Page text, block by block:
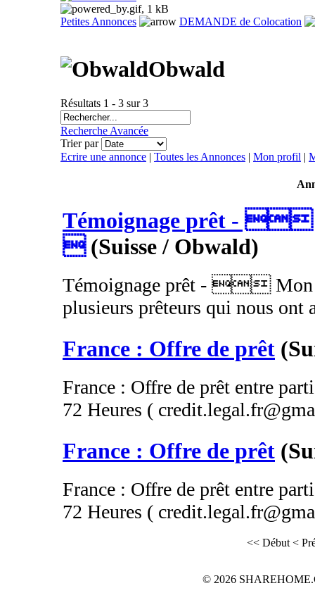
Petites Annonces DEMANDE de Colocation
Obwald
Résultats 1 - 3 sur 3
Recherche Avancée
Trier par
Ecrire une annonce | Toutes les Annonces | Mon profil |
Témoignage prêt - 
 (Suisse / Obwald)
Témoignage prêt -  Mon
plusieurs prêteurs qui nous ont
France : Offre de prêt
France : Offre de prêt entre
72 Heures (
France : Offre de prêt
France : Offre de prêt entre
72 Heures (
<< Début <
© 2026